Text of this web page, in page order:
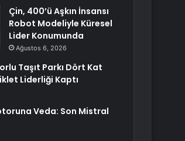
Çin, 400’ü Aşkın İnsansı
Robot Modeliyle Küresel
Lider Konumunda
Ağustos 6, 2026
Taşıt Parkı Dört Kat
Liderliği Kaptı
Veda: Son Mistral